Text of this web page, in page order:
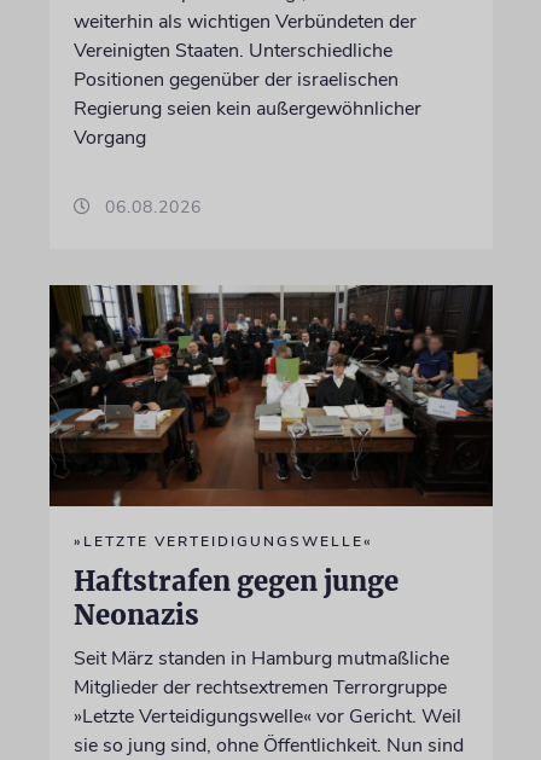
weiterhin als wichtigen Verbündeten der
Vereinigten Staaten. Unterschiedliche
Positionen gegenüber der israelischen
Regierung seien kein außergewöhnlicher
Vorgang
06.08.2026
»LETZTE VERTEIDIGUNGSWELLE«
Haftstrafen gegen junge
Neonazis
Seit März standen in Hamburg mutmaßliche
Mitglieder der rechtsextremen Terrorgruppe
»Letzte Verteidigungswelle« vor Gericht. Weil
sie so jung sind, ohne Öffentlichkeit. Nun sind